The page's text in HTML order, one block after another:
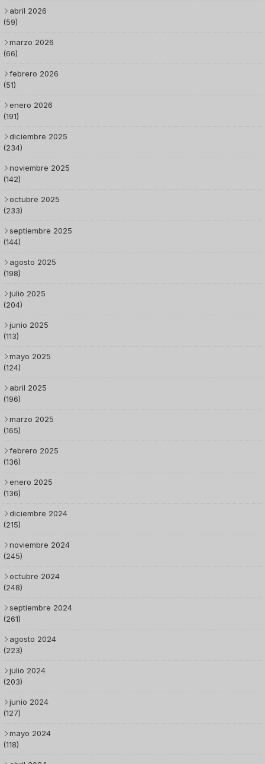
abril 2026
(59)
marzo 2026
(66)
febrero 2026
(51)
enero 2026
(191)
diciembre 2025
(234)
noviembre 2025
(142)
octubre 2025
(233)
septiembre 2025
(144)
agosto 2025
(198)
julio 2025
(204)
junio 2025
(113)
mayo 2025
(124)
abril 2025
(196)
marzo 2025
(165)
febrero 2025
(136)
enero 2025
(136)
diciembre 2024
(215)
noviembre 2024
(245)
octubre 2024
(248)
septiembre 2024
(261)
agosto 2024
(223)
julio 2024
(203)
junio 2024
(127)
mayo 2024
(118)